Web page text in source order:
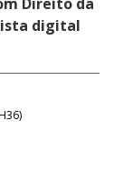
digital
)